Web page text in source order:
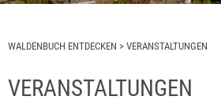
WALDENBUCH ENTDECKEN > VERANSTALTUNGEN
VERANSTALTUNGEN